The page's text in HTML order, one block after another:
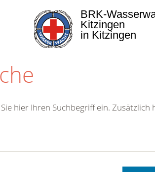
BRK-
Kitzingen
in Kitzingen
hier Ihren Suchbegriff ein.